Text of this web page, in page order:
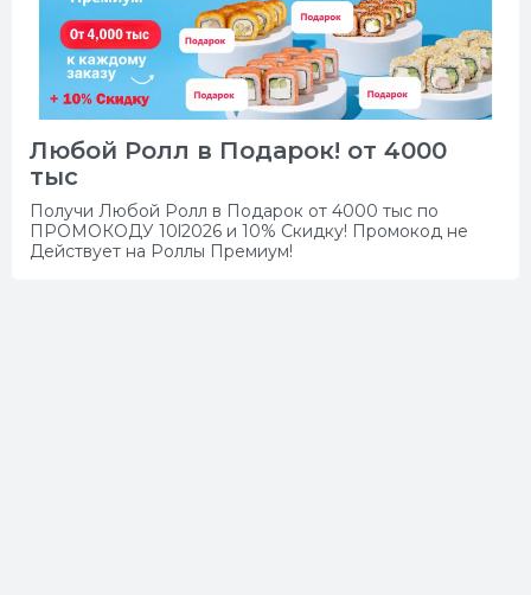
Любой Ролл в Подарок! от 4000
тыс
Получи Любой Ролл в Подарок от 4000 тыс по
ПРОМОКОДУ 10l2026 и 10% Скидку! Промокод не
Действует на Роллы Премиум!